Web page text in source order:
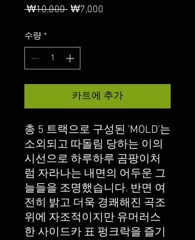
₩10,000 일₩7,000
수량 *
카트에 추가
총 5 트랙으로 구성된 'MOLD'는
소외되고 따돌림 당하는 이의
시선으로 하루하루 곰팡이처
럼 자라나는 내면의 어두운 그
늘들을 조명했습니다. 반면 여
전히 밝고 더욱 경쾌해진 곡조
위에 자조적이지만 유머러스
한 사이드카 표 펑크락을 즐기